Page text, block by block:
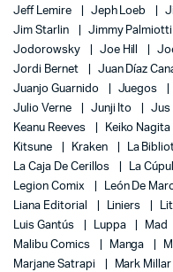
Jeff Lemire
Jeph Loeb
Jim Starlin
Jimmy Palmiotti
Jodorowsky
Joe Hill
Jordi Bernet
Juan Díaz
Juanjo Guarnido
Juegos
Julio Verne
Junji Ito Jus
Keanu Reeves
Keiko Nagita
Kitsune
Kraken
La
La Caja De Cerillos
La
Legion Comix
León De
Liana Editorial
Liniers
Luis Gantús
Luppa Mad
Malibu Comics
Manga
Marjane Satrapi
Mark Millar